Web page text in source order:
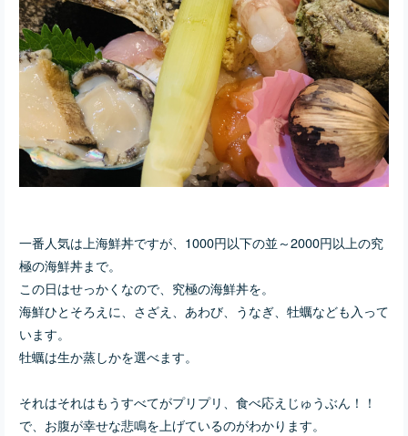
一番人気は上海鮮丼ですが、1000円以下の並～2000円以上の究
極の海鮮丼まで。
この日はせっかくなので、究極の海鮮丼を。
海鮮ひとそろえに、さざえ、あわび、うなぎ、牡蠣なども入って
います。
牡蠣は生か蒸しかを選べます。
それはそれはもうすべてがプリプリ、食べ応えじゅうぶん！！
で、お腹が幸せな悲鳴を上げているのがわかります。